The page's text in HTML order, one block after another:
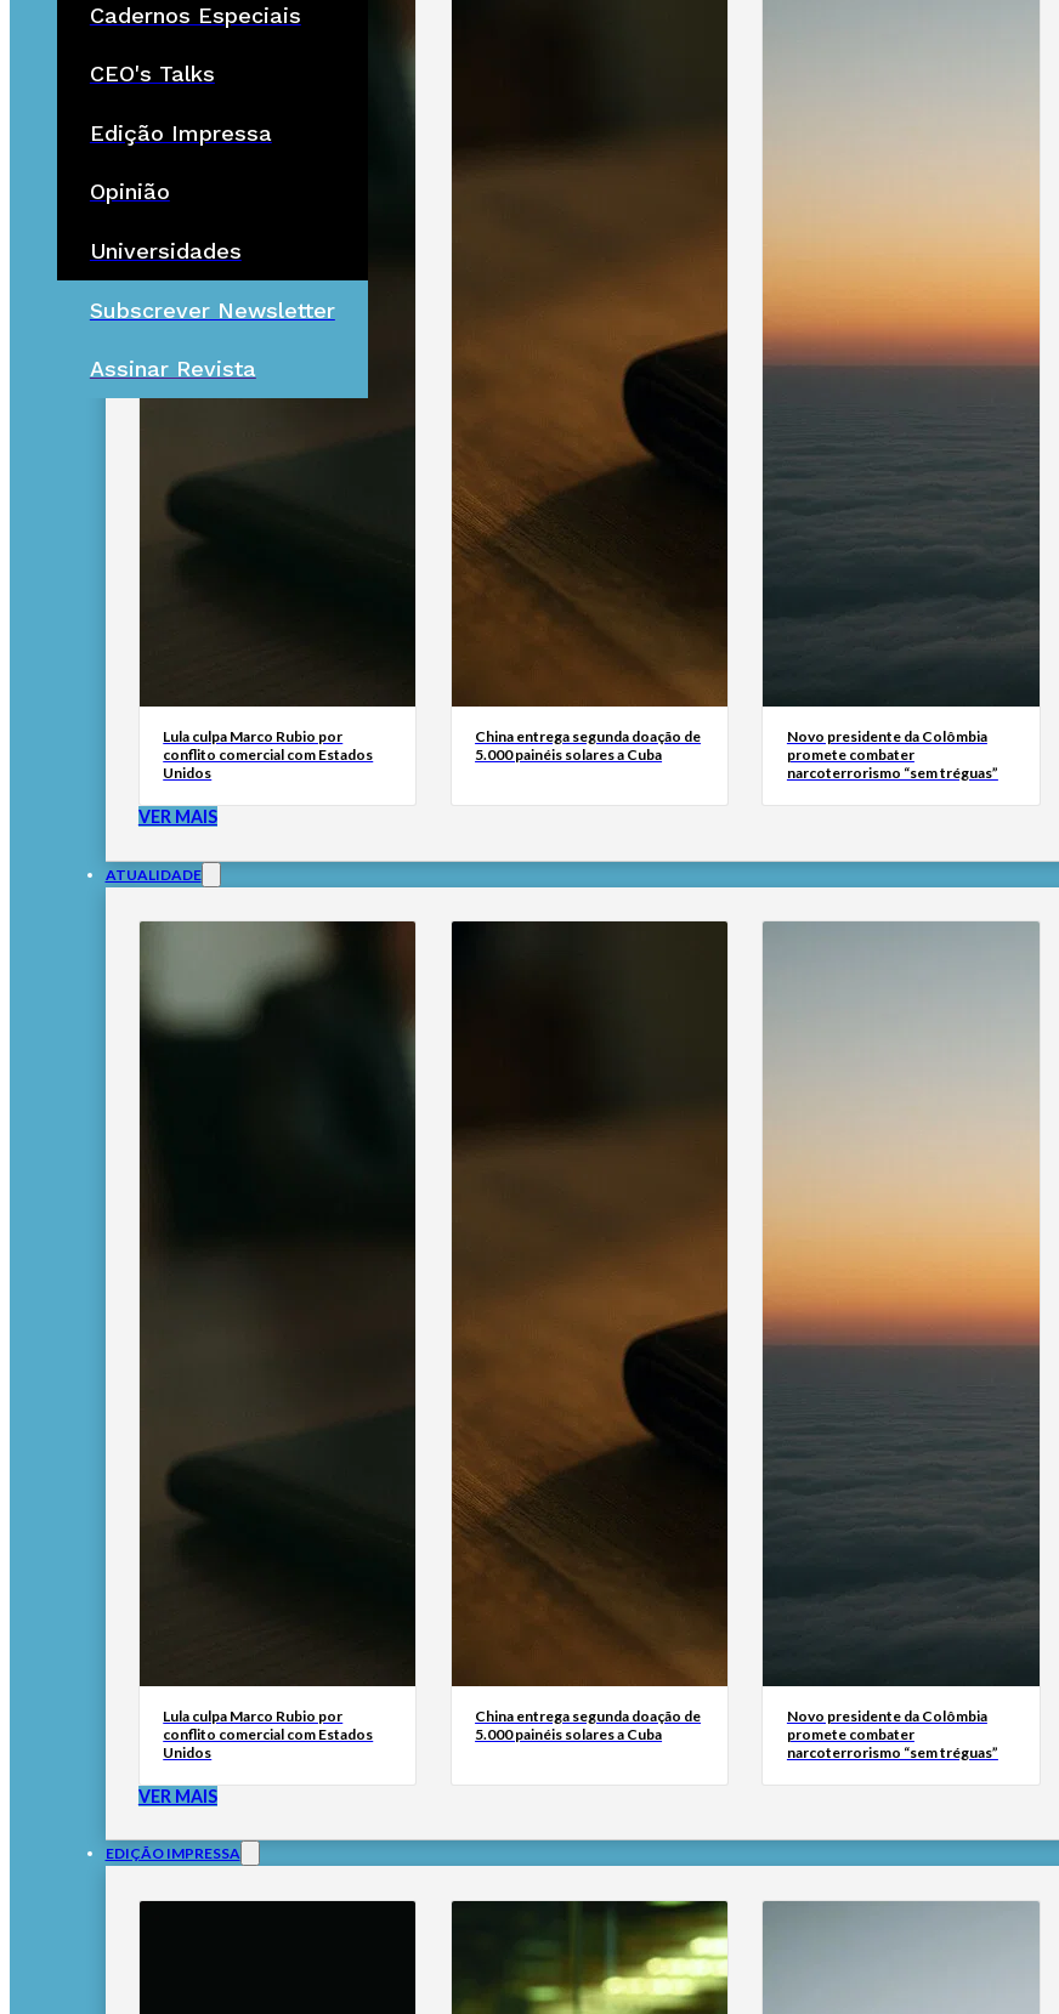
Cadernos Especiais
CEO's Talks
Edição Impressa
Opinião
Universidades
Subscrever Newsletter
Assinar Revista
Lula culpa Marco Rubio por
conflito comercial com Estados
Unidos
China entrega segunda doação de
5.000 painéis solares a Cuba
Novo presidente da Colômbia
promete combater
narcoterrorismo “sem tréguas”
VER MAIS
ATUALIDADE
Lula culpa Marco Rubio por
conflito comercial com Estados
Unidos
China entrega segunda doação de
5.000 painéis solares a Cuba
Novo presidente da Colômbia
promete combater
narcoterrorismo “sem tréguas”
VER MAIS
EDIÇÃO IMPRESSA